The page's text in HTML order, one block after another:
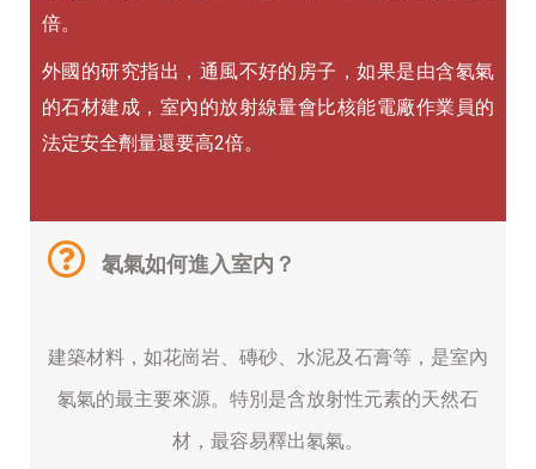
倍。
外國的研究指出，通風不好的房子，如果是由含氡氣
的石材建成，室內的放射線量會比核能電廠作業員的
法定安全劑量還要高2倍。
氡氣如何進入室内？
建築材料，如花崗岩、磚砂、水泥及石膏等，是室內
氡氣的最主要來源。特別是含放射性元素的天然石
材，最容易釋出氡氣。